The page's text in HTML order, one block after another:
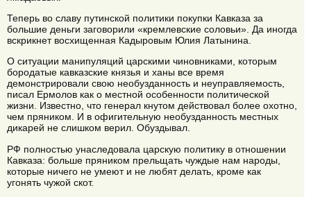
Теперь во славу путинской политики покупки Кавказа за
большие деньги заговорили «кремлевские соловьи». Да иногда
вскрикнет восхищенная Кадыровым Юлия Латынина.
О ситуации манипуляций царскими чиновниками, которым
бородатые кавказские князья и ханы все время
демонстрировали свою необузданность и неуправляемость,
писал Ермолов как о местной особенности политической
жизни. Известно, что генерал кнутом действовал более охотно,
чем пряником. И в офигительную необузданность местных
дикарей не слишком верил. Обуздывал.
РФ полностью унаследовала царскую политику в отношении
Кавказа: больше пряником прельщать чуждые нам народы,
которые ничего не умеют и не любят делать, кроме как
угонять чужой скот.